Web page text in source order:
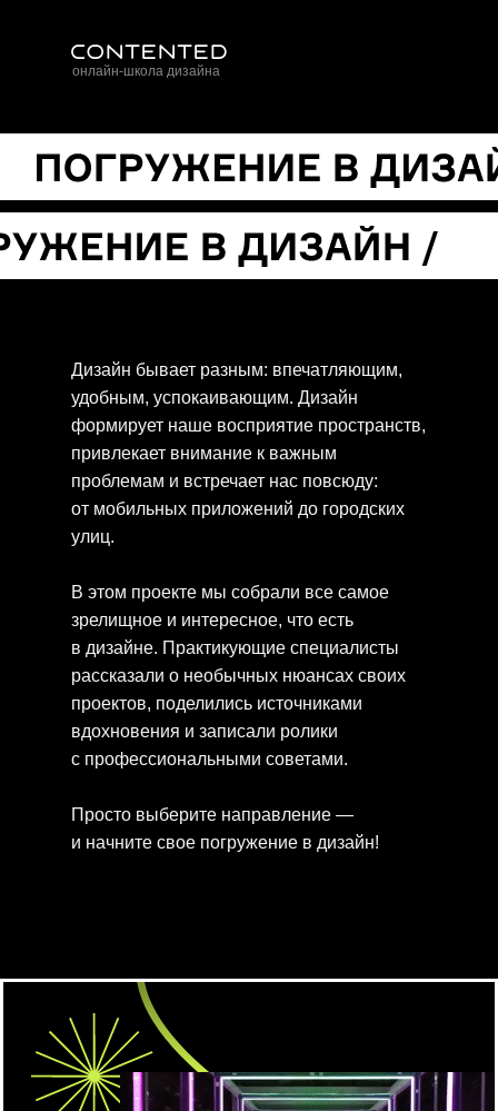
онлайн-школа дизайна
Дизайн бывает разным: впечатляющим,
удобным, успокаивающим. Дизайн
формирует наше восприятие пространств,
привлекает внимание к важным
проблемам и встречает нас повсюду:
от мобильных приложений до городских
улиц.
В этом проекте мы собрали все самое
зрелищное и интересное, что есть
в дизайне. Практикующие специалисты
рассказали о необычных нюансах своих
проектов, поделились источниками
вдохновения и записали ролики
с профессиональными советами.
Просто выберите направление —
и начните свое погружение в дизайн!
искусство оживлять digital